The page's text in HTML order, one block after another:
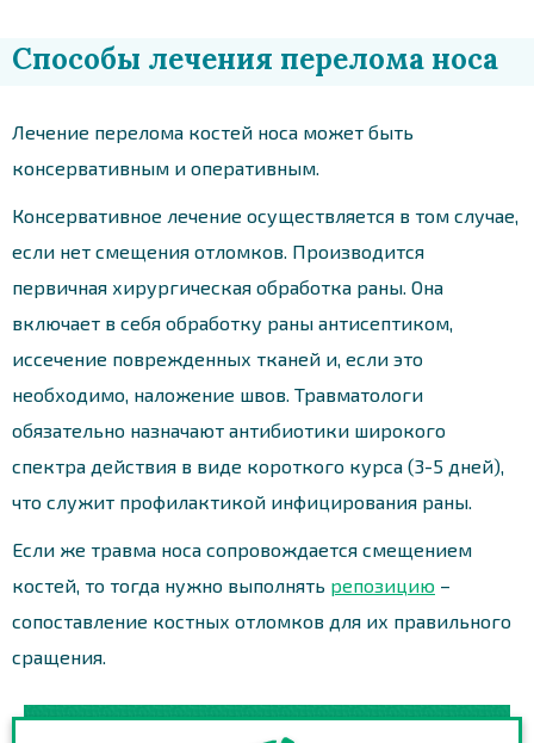
Способы лечения перелома носа
Лечение перелома костей носа может быть
консервативным и оперативным.
Консервативное лечение осуществляется в том случае,
если нет смещения отломков. Производится
первичная хирургическая обработка раны. Она
включает в себя обработку раны антисептиком,
иссечение поврежденных тканей и, если это
необходимо, наложение швов. Травматологи
обязательно назначают антибиотики широкого
спектра действия в виде короткого курса (3-5 дней),
что служит профилактикой инфицирования раны.
Если же травма носа сопровождается смещением
костей, то тогда нужно выполнять репозицию –
сопоставление костных отломков для их правильного
сращения.